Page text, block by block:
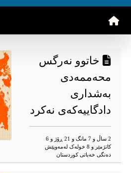
خاتوو نەرگس
محەممەدی
بەشداری
دادگاییەکەی نەکرد
2 ساڵ و 7 مانگ و 21 ڕۆژ و 6
کاتژمێر و 8 خوله‌ک له‌مه‌وپێش‌
دەنگی خەباتی کوردستان